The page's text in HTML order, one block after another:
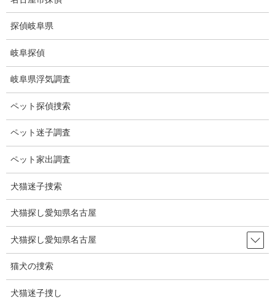
に
動
ョ
に
動
GPS発見調査
HOME GPS発見調査
GPS発見調査
車両に装着した
GPS等を探す
調査で、ストー
カーによる設置
おります。
は電波（周波
数）を出します
探偵岐阜県
岐阜探偵
岐阜県浮気調査
ペット探偵捜索
ペット迷子調査
ペット家出調査
犬猫迷子捜索
犬猫探し愛知県名古屋
犬猫探し愛知県名古屋
猫犬の捜索
犬猫迷子捜し